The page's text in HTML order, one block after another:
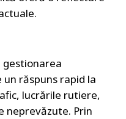
gestionarea
răspuns rapid la
lucrările rutiere,
neprevăzute. Prin